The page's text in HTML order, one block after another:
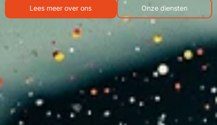
Lees meer over ons Onze diensten